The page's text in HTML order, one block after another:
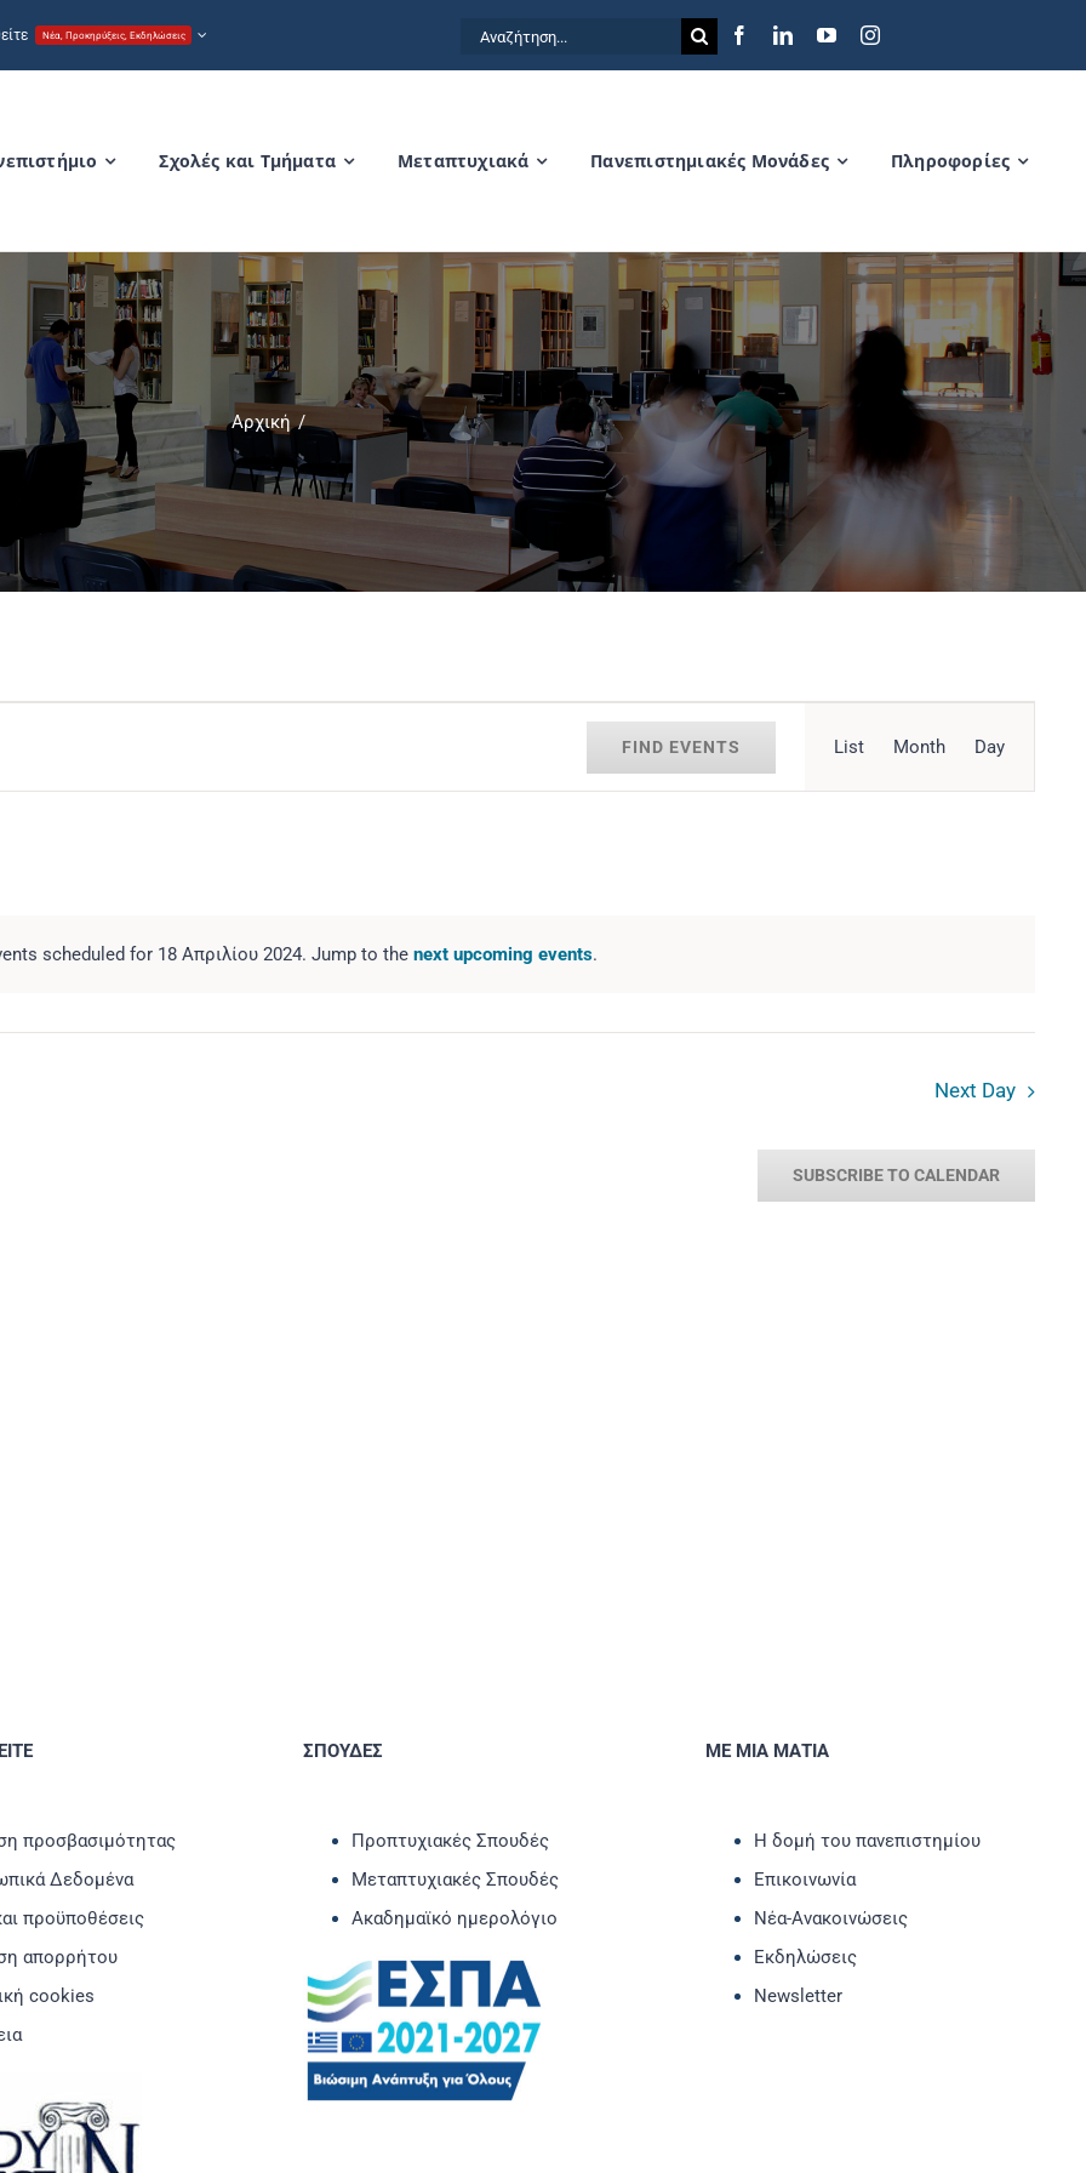
Νέα, Προκηρύξεις, Εκδηλώσεις
Αναζήτηση
for:
Σχολές και Τμήματα Μεταπτυχιακά Πανεπιστημιακές Μονάδες Πληροφορίες
Αρχική
scheduled for 18 Απριλίου 2024. Jump to the next upcoming events.
FIND EVENTS
Views
Navigation
List Month Day
Next Day
SUBSCRIBE TO CALENDAR
προσβασιμότητας
Δεδομένα
προϋποθέσεις
απορρήτου
cookies
ΣΠΟΥΔΕΣ
Προπτυχιακές Σπουδές
Μεταπτυχιακές Σπουδές
Ακαδημαϊκό ημερολόγιο
ΜΕ ΜΙΑ ΜΑΤΙΑ
Η δομή του πανεπιστημίου
Επικοινωνία
Νέα-Ανακοινώσεις
Εκδηλώσεις
Newsletter